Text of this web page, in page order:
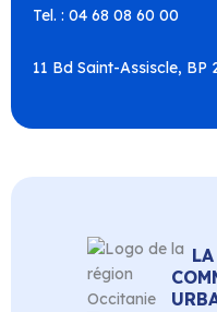
Tel. : 04 68 08 60 00
11 Bd Saint-Assiscle,
LA